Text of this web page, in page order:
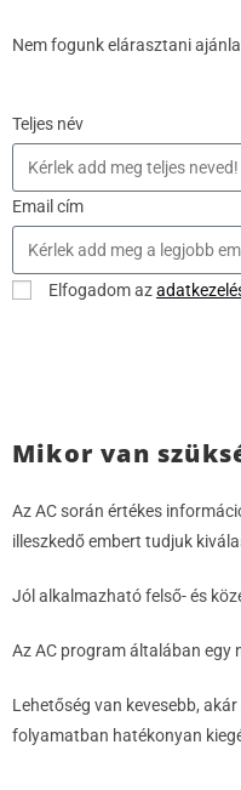
Nem fogunk elárasztani
Teljes név
Email cím
Elfogadom az
Mikor van
Az AC során értékes
illeszkedő embert tudjuk
Jól alkalmazható felső- és
Az AC program általában egy
Lehetőség van kevesebb,
folyamatban hatékonyan